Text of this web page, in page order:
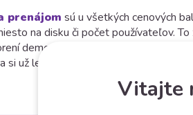
prenájom sú u všetkých cenových
na disku či počet používateľov.
demo verzie e-shopu. Tú si
už len
Vitajte